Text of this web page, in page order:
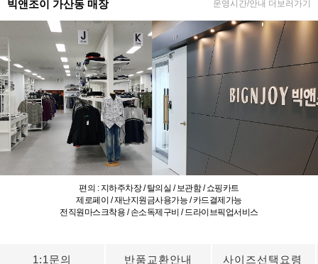
빅앤조이 가산동 매장 운영시간/안내 더보러가기
편의 : 지하주차장 / 탈의실 / 보관함 / 쇼핑카트
제로페이 / 재난지원금사용가능 / 카드결제가능
전직원마스크착용 / 손소독제구비 / 드라이브픽업서비스
1:1문의 반품교환안내 사이즈선택요령